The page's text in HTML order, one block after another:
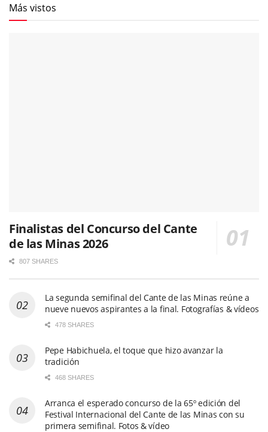
Más vistos
Finalistas del Concurso del Cante
de las Minas 2026
807 SHARES
La segunda semifinal del Cante de las Minas reúne a
nueve nuevos aspirantes a la final. Fotografías & vídeos
478 SHARES
Pepe Habichuela, el toque que hizo avanzar la
tradición
468 SHARES
Arranca el esperado concurso de la 65º edición del
Festival Internacional del Cante de las Minas con su
primera semifinal. Fotos & vídeo